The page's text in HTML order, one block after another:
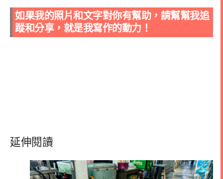
如果我的照片和文字對你有幫助，請幫幫我追
蹤和分享，就是我寫作的動力！
延伸閱讀